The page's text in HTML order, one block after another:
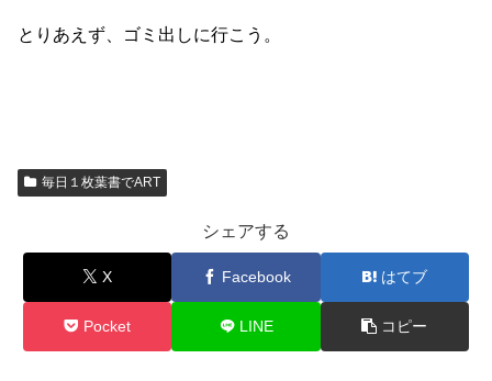
とりあえず、ゴミ出しに行こう。
毎日１枚葉書でART
シェアする
X Facebook はてブ
Pocket LINE コピー